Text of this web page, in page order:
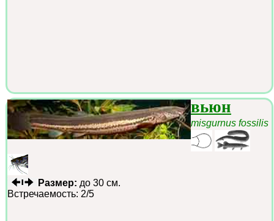
вьюн
misgurnus fossilis
Размер: до 30 см.
Встречаемость: 2/5